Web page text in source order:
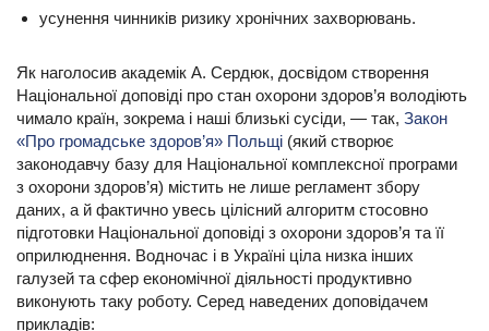
усунення чинників ризику хронічних захворювань.
Як наголосив академік А. Сердюк, досвідом створення
Націо­нальної доповіді про стан охорони здоров’я володіють
чимало країн, зокрема і наші близькі сусіди, — так, Закон
«Про громадське здоров’я» Польщі (який створює
законодавчу базу для Національної комплексної програми
з охорони здоров’я) містить не лише регламент збору
даних, а й фактично увесь цілісний алгоритм стосовно
підготовки Національної доповіді з охорони здоров’я та її
оприлюднення. Водночас і в Україні ціла низка інших
галузей та сфер економічної діяльності продуктивно
виконують таку роботу. Серед наведених доповідачем
прикладів: